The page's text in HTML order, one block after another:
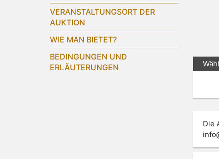
VERANSTALTUNGSORT DER
AUKTION
WIE MAN BIETET?
BEDINGUNGEN UND
ERLÄUTERUNGEN
Die